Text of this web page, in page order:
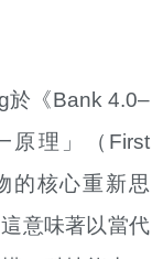
於《Bank 4.0–
原理」（First
的核心重新思
意味著以當代